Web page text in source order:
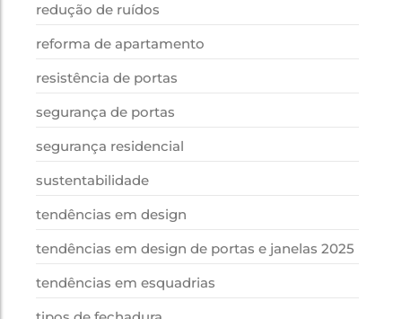
redução de ruídos
reforma de apartamento
resistência de portas
segurança de portas
segurança residencial
sustentabilidade
tendências em design
tendências em design de portas e janelas 2025
tendências em esquadrias